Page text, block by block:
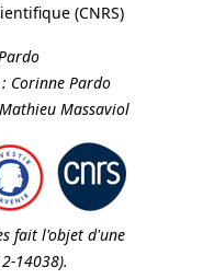
(CNRS)
Corinne Pardo
Mathieu Massaviol
fait l'objet d'une
2-14038).